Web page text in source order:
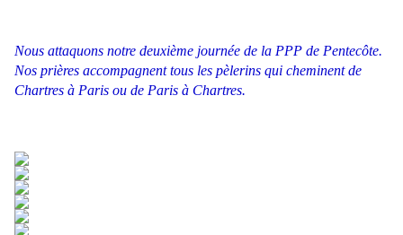
Nous attaquons notre deuxième journée de la PPP de Pentecôte.
Nos prières accompagnent tous les pèlerins qui cheminent de
Chartres à Paris ou de Paris à Chartres.